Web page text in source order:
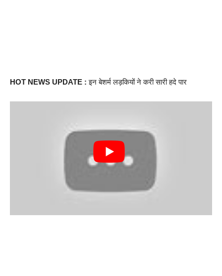
HOT NEWS UPDATE :इन बेशर्म लड़कियों ने करी सारी हदे पार